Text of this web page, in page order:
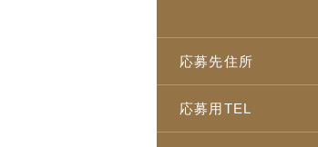
応募先住所
応募用TEL